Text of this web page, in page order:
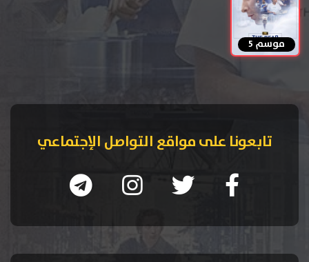
موسم 5
تابعونا على مواقع التواصل الإجتماعي